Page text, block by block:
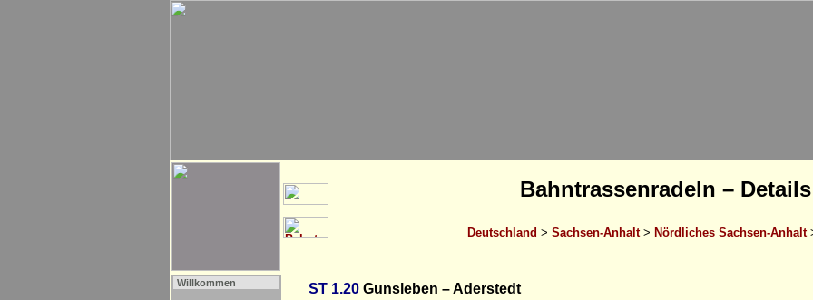
Bahntrassenradeln – Details
Deutschland > Sachsen-Anhalt> Nördliches Sachsen-Anhalt
Willkommen ST 1.20 Gunsleben – Aderstedt